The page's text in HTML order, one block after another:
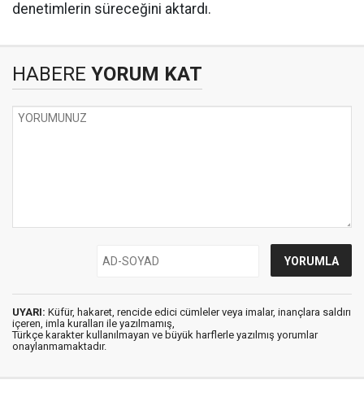
denetimlerin süreceğini aktardı.
HABERE YORUM KAT
UYARI: Küfür, hakaret, rencide edici cümleler veya imalar, inançlara saldırı
içeren, imla kuralları ile yazılmamış,
Türkçe karakter kullanılmayan ve büyük harflerle yazılmış yorumlar
onaylanmamaktadır.